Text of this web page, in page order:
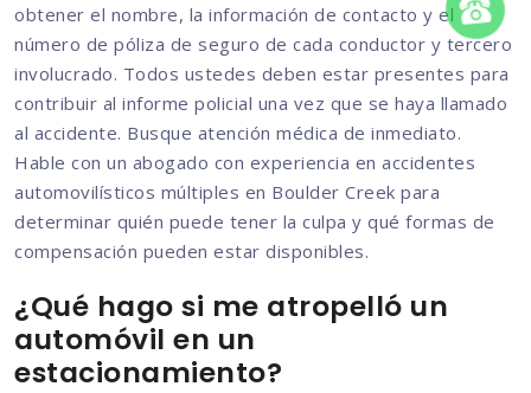
obtener el nombre, la información de contacto y el
número de póliza de seguro de cada conductor y tercero
involucrado. Todos ustedes deben estar presentes para
contribuir al informe policial una vez que se haya llamado
al accidente. Busque atención médica de inmediato.
Hable con un abogado con experiencia en accidentes
automovilísticos múltiples en Boulder Creek para
determinar quién puede tener la culpa y qué formas de
compensación pueden estar disponibles.
¿Qué hago si me atropelló un
automóvil en un
estacionamiento?